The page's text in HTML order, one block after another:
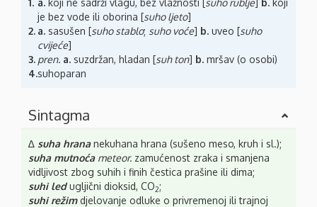
1. a. koji ne sadrži vlagu, bez vlažnosti [suho rublje] b. koji
je bez vode ili oborina [suho ljeto]
2. a. sasušen [suho stablo; suho voće] b. uveo [suho
cvijeće]
3. pren. a. suzdržan, hladan [suh ton] b. mršav (o osobi)
4.suhoparan
Sintagma
∆ suha hrananekuhana hrana (sušeno meso, kruh i sl.);
suha mutnoća meteor. zamućenost zraka i smanjena
vidljivost zbog suhih i finih čestica prašine ili dima;
suhi ledugljični dioksid, CO2;
suhi režimdjelovanje odluke o privremenoj ili trajnoj